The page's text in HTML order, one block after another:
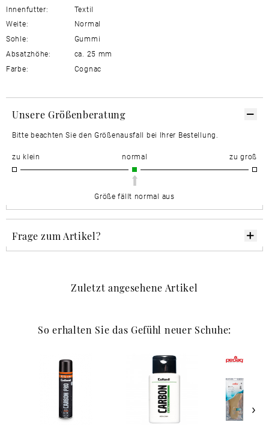
Innenfutter:
Textil
Weite:
Normal
Sohle:
Gummi
Absatzhöhe:
ca. 25 mm
Farbe:
Cognac
Unsere Größenberatung
Bitte beachten Sie den Größenausfall bei Ihrer Bestellung.
zu klein normal zu groß
Größe fällt normal aus
Frage zum Artikel?
Zuletzt angesehene Artikel
So erhalten Sie das Gefühl neuer Schuhe: